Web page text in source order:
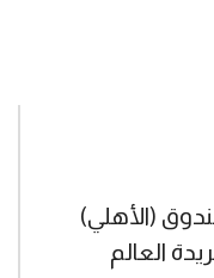
(الأهلي) يجري سحب على 8 جوائز للصندوق
العالم